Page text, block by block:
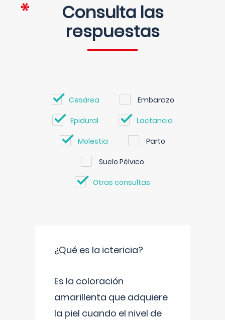
Consulta las
respuestas
Cesárea Embarazo
Epidural Lactancia
Molestia Parto
Suelo Pélvico
Otras consultas
¿Qué es la ictericia?
Es la coloración
amarillenta que adquiere
la piel cuando el nivel de